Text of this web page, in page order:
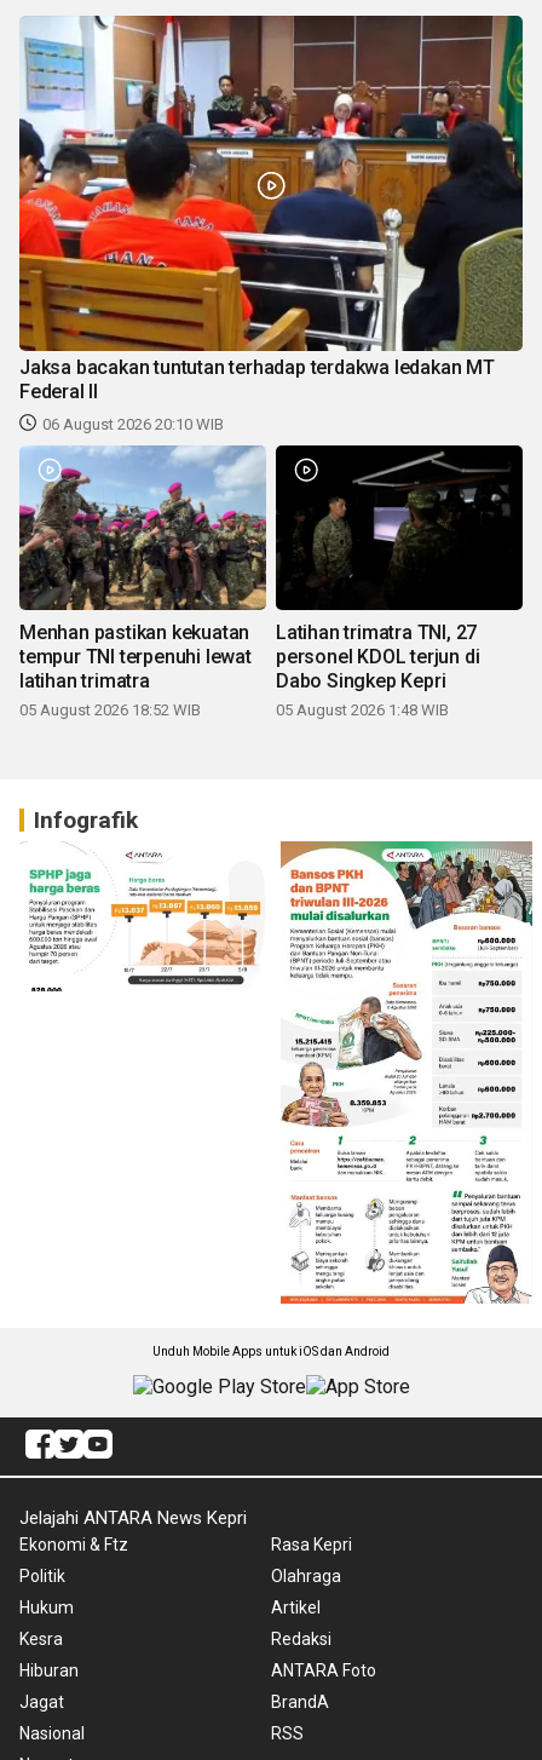
Jaksa bacakan tuntutan terhadap terdakwa ledakan MT
Federal II
06 August 2026 20:10 WIB
Menhan pastikan kekuatan
tempur TNI terpenuhi lewat
latihan trimatra
05 August 2026 18:52 WIB
Latihan trimatra TNI, 27
personel KDOL terjun di
Dabo Singkep Kepri
05 August 2026 1:48 WIB
Infografik
Unduh Mobile Apps untuk iOS dan Android
Jelajahi ANTARA News Kepri
Ekonomi & Ftz
Politik
Hukum
Kesra
Hiburan
Jagat
Nasional
Rasa Kepri
Olahraga
Artikel
Redaksi
ANTARA Foto
BrandA
RSS